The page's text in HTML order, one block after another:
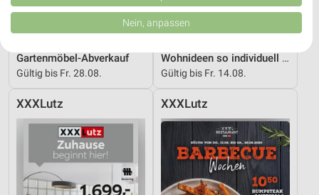
Gartenmöbel-Abverkauf
Gültig bis Fr. 28.08.
Wohnideen so individuell wie du!
Gültig bis Fr. 14.08.
XXXLutz XXXLutz
von Inhalten.
Daten können außerhalb der Europäischen Union weitergegeben und in die
Website/App.
Partnerliste anzeigen (1 IAB-Anbieter)
IAB-Verarbeitungszwecke:
Speichern von oder Zugriff auf Informationen
auf einem Endgerät
Verwendung reduzierter Daten zur Auswahl von
Werbeanzeigen
Nein, anpassen